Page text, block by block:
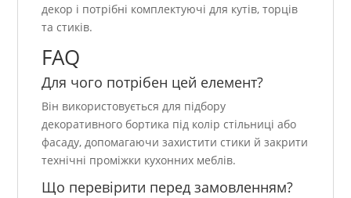
декор і потрібні комплектуючі для кутів, торців
та стиків.
FAQ
Для чого потрібен цей елемент?
Він використовується для підбору
декоративного бортика під колір стільниці або
фасаду, допомагаючи захистити стики й закрити
технічні проміжки кухонних меблів.
Що перевірити перед замовленням?